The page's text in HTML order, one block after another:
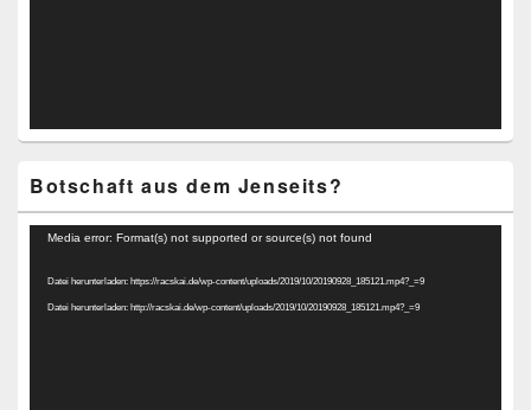
Botschaft aus dem Jenseits?
Video-
Media error: Format(s) not supported or source(s) not found
Datei herunterladen: https://racskai.de/wp-content/uploads/2019/10/20190928_185121.mp4?_=9
Datei herunterladen: http://racskai.de/wp-content/uploads/2019/10/20190928_185121.mp4?_=9